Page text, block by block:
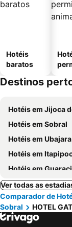
Hotéis
baratos
Destinos
Hotéis em Jijoca de
Hotéis em Sobral
Hotéis em Ubajara
Hotéis em
Hotéis em
Ver todas as
Comparador de
Sobral
HOTEL